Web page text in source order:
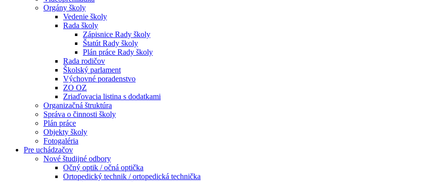
Orgány školy
Vedenie školy
Rada školy
Zápisnice Rady školy
Štatút Rady školy
Plán práce Rady školy
Rada rodičov
Školský parlament
Výchovné poradenstvo
ZO OZ
Zriaďovacia listina s dodatkami
Organizačná štruktúra
Správa o činnosti školy
Plán práce
Objekty školy
Fotogaléria
Pre uchádzačov
Nové študijné odbory
Očný optik / očná optička
Ortopedický technik / ortopedická technička